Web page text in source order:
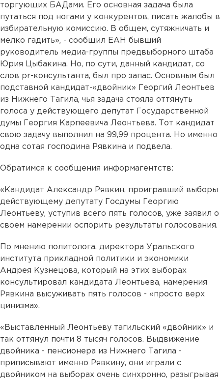
торгующих БАДами. Его основная задача была
путаться под ногами у конкурентов, писать жалобы в
избирательную комиссию. В общем, сутяжничать и
мелко гадить», - сообщил ЕАН бывший
руководитель медиа-группы предвыборного штаба
Юрия Цыбакина. Но, по сути, данный кандидат, со
слов pr-консультанта, был про запас. Основным был
подставной кандидат-«двойник» Георгий Леонтьев
из Нижнего Тагила, чья задача стояла оттянуть
голоса у действующего депутат Государственной
думы Георгия Карпеевича Леонтьева. Тот кандидат
свою задачу выполнил на 99,99 процента. Но именно
одна сотая господина Рявкина и подвела.
Обратимся к сообщения информагентств:
«Кандидат Александр Рявкин, проигравший выборы
действующему депутату Госдумы Георгию
Леонтьеву, уступив всего пять голосов, уже заявил о
своем намерении оспорить результаты голосования.
По мнению политолога, директора Уральского
института прикладной политики и экономики
Андрея Кузнецова, который на этих выборах
консультировал кандидата Леонтьева, намерения
Рявкина высуживать пять голосов - «просто верх
цинизма».
«Выставленный Леонтьеву тагильский «двойник» и
так оттянул почти 8 тысяч голосов. Выдвижение
двойника - пенсионера из Нижнего Тагила -
приписывают именно Рявкину, они играли с
двойником на выборах очень синхронно, разыгрывая